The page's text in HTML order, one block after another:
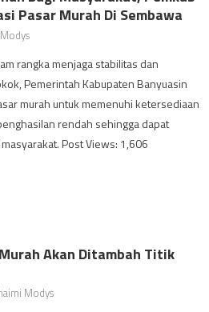
Pasar Murah Di Sembawa
rangka menjaga stabilitas dan
Pemerintah Kabupaten Banyuasin
murah untuk memenuhi ketersediaan
rendah sehingga dapat
Post Views: 1,606
Akan Ditambah Titik
Modys